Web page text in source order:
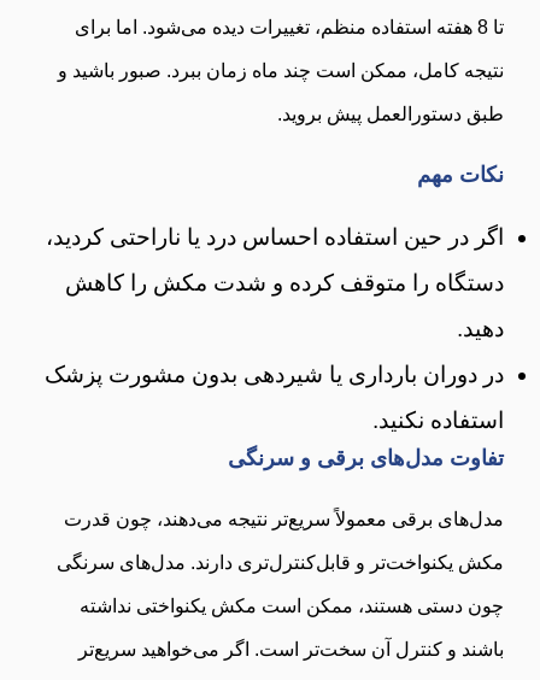
تا 8 هفته استفاده منظم، تغییرات دیده می‌شود. اما برای
نتیجه کامل، ممکن است چند ماه زمان ببرد. صبور باشید و
طبق دستورالعمل پیش بروید.
نکات مهم
اگر در حین استفاده احساس درد یا ناراحتی کردید،
دستگاه را متوقف کرده و شدت مکش را کاهش
دهید.
در دوران بارداری یا شیردهی بدون مشورت پزشک
استفاده نکنید.
تفاوت مدل‌های برقی و سرنگی
مدل‌های برقی معمولاً سریع‌تر نتیجه می‌دهند، چون قدرت
مکش یکنواخت‌تر و قابل‌کنترل‌تری دارند. مدل‌های سرنگی
چون دستی هستند، ممکن است مکش یکنواختی نداشته
باشند و کنترل آن سخت‌تر است. اگر می‌خواهید سریع‌تر